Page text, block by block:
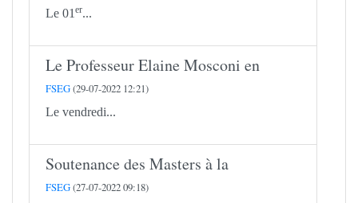
Le 01 er...
Le Professeur Elaine Mosconi en
FSEG(29-07-2022 12:21)
Le vendredi...
Soutenance des Masters à la
FSEG(27-07-2022 09:18)